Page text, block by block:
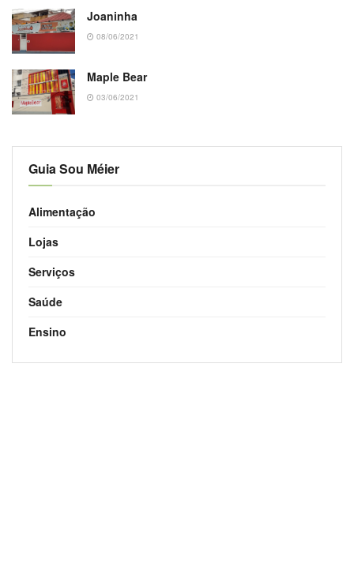
Joaninha
08/06/2021
Maple Bear
03/06/2021
Guia Sou Méier
Alimentação
Lojas
Serviços
Saúde
Ensino